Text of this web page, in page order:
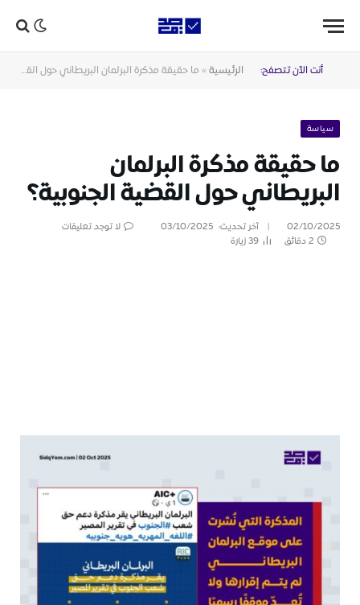
أنت الآن تتصفح: الرئيسية » ما حقيقة مذكرة البرلمان البريطاني حول القضية الجنوبية؟
سياسة
ما حقيقة مذكرة البرلمان
البريطاني حول القضية الجنوبية؟
02/10/2025 آخر تحديث: 03/10/2025
لا توجد تعليقات
2 دقائق
39زيارة